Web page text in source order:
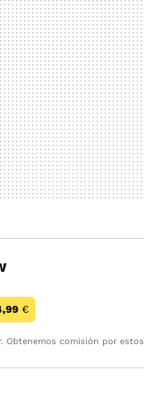
€
Obtenemos comisión por estos